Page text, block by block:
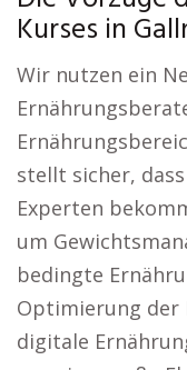
Kurses in
Wir nutzen ein
stellt sicher,
Experten
um
bedingte
Optimierung der
digitale